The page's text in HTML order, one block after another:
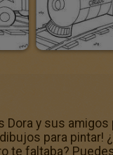
Dora y sus
para pintar!
te faltaba?